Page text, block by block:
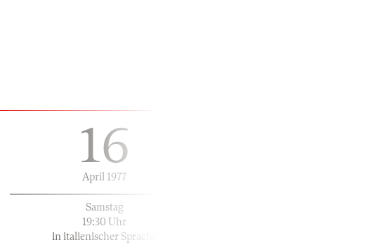
16
April 1977
Samstag
19:30 Uhr
in italienischer Sprache